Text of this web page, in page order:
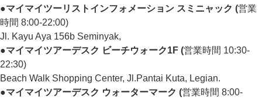
●マイマイツーリストインフォメーション スミニャック (営業
時間 8:00-22:00)
Jl. Kayu Aya 156b Seminyak,
●マイマイツアーデスク ビーチウォーク1F (営業時間 10:30-
22:30)
Beach Walk Shopping Center, Jl.Pantai Kuta, Legian.
●マイマイツアーデスク ウォーターマーク (営業時間 8:00-